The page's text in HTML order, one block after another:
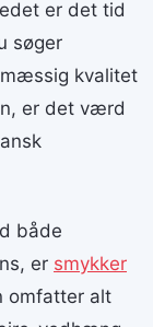
er det tid
søger
kvalitet
er det værd
både
er smykker
omfatter alt